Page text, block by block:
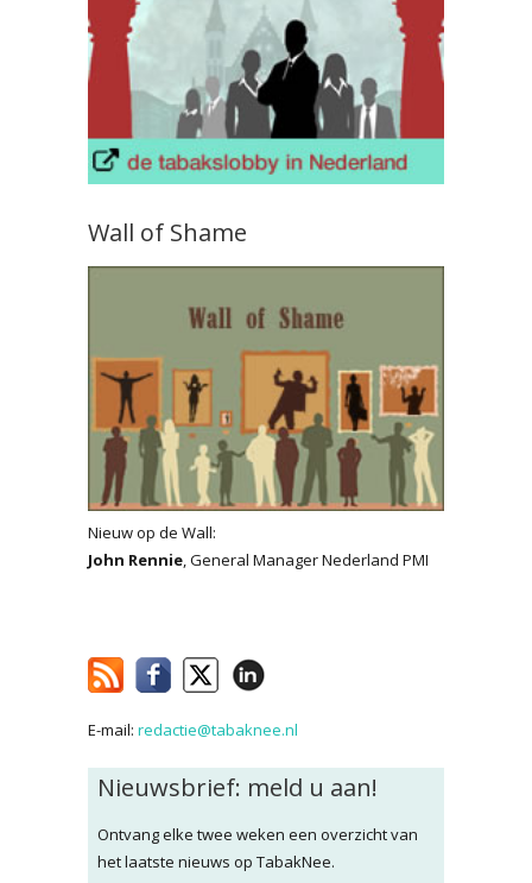
Wall of Shame
Nieuw op de Wall:
John Rennie, General Manager Nederland PMI
E-mail: redactie@tabaknee.nl
Nieuwsbrief: meld u aan!
Ontvang elke twee weken een overzicht van
het laatste nieuws op TabakNee.